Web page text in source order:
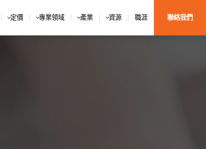
定價 專業領域 產業 資源 職涯 聯絡我們